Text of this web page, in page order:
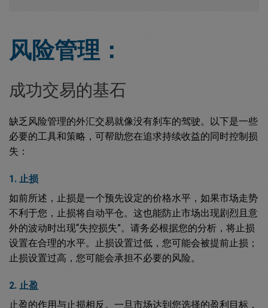
风险管理：
成功交易的基石
缺乏风险管理的外汇交易就像没有刹车的驾驶。以下是一些
必要的工具和策略，可帮助您在追求持续收益的同时控制损
失：
1. 止损
如前所述，止损是一个预先设定的价格水平，如果市场走势
不利于您，止损将自动平仓。这也能防止市场出现剧烈且意
外的波动时出现“失控损失”。请务必根据您的分析，将止损
设置在合理的水平。止损设置过低，您可能会被提前止损；
止损设置过高，您可能会承担不必要的风险。
2. 止盈
止盈的作用与止损相反。一旦市场达到您选择的盈利目标，